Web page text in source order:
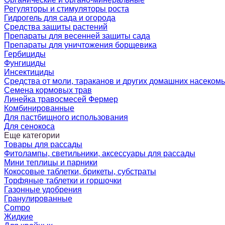
Регуляторы и стимуляторы роста
Гидрогель для сада и огорода
Средства защиты растений
Препараты для весенней защиты сада
Препараты для уничтожения борщевика
Гербициды
Фунгициды
Инсектициды
Средства от моли, тараканов и других домашних
Семена кормовых трав
Линейка травосмесей Фермер
Комбинированные
Для пастбищного использования
Для сенокоса
Еще категории
Товары для рассады
Фитолампы, светильники, аксессуары для рассады
Мини теплицы и парники
Кокосовые таблетки, брикеты, субстраты
Торфяные таблетки и горшочки
Газонные удобрения
Гранулированные
Compo
Жидкие